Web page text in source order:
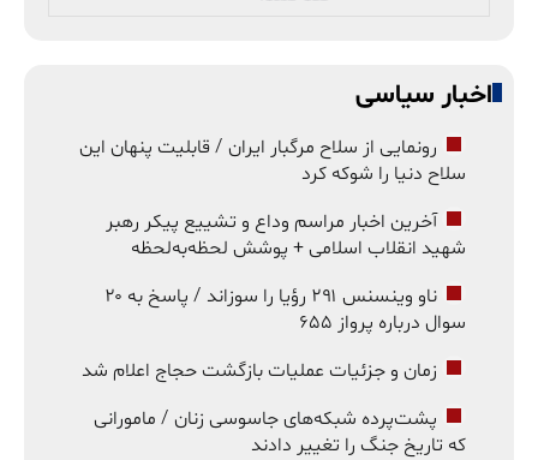
اخبار سیاسی
رونمایی از سلاح مرگبار ایران / قابلیت پنهان این
سلاح دنیا را شوکه کرد
آخرین اخبار مراسم وداع و تشییع پیکر رهبر
شهید انقلاب اسلامی + پوشش لحظه‌به‌لحظه
ناو وینسنس ۲۹۱ رؤیا را سوزاند / پاسخ به ۲۰
سوال درباره پرواز ۶۵۵
زمان و جزئیات عملیات بازگشت حجاج اعلام شد
پشت‌پرده شبکه‌های جاسوسی زنان / مامورانی
که تاریخ جنگ را تغییر دادند